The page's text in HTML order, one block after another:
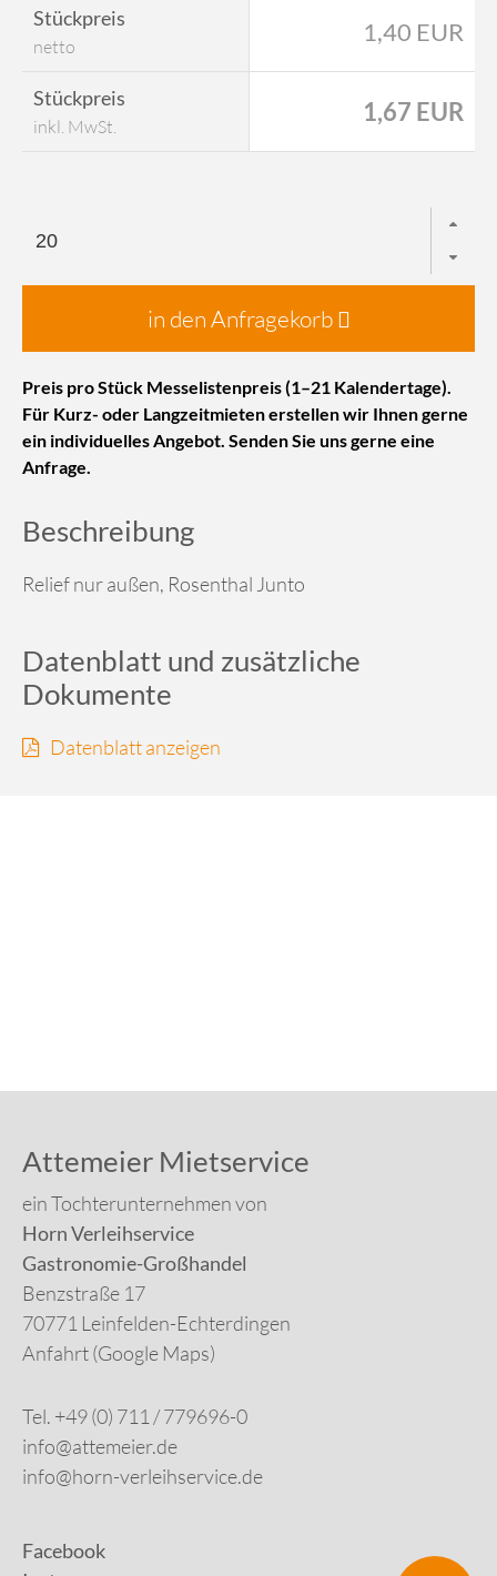
Stückpreis
netto 1,40 EUR
Stückpreis
inkl. MwSt. 1,67 EUR
in den Anfragekorb
Preis pro Stück Messelistenpreis (1–21 Kalendertage).
Für Kurz- oder Langzeitmieten erstellen wir Ihnen gerne
ein individuelles Angebot. Senden Sie uns gerne eine
Anfrage.
Beschreibung
Relief nur außen, Rosenthal Junto
Datenblatt und zusätzliche
Dokumente
Datenblatt anzeigen
Attemeier Mietservice
ein Tochterunternehmen von
Horn Verleihservice
Gastronomie-Großhandel
Benzstraße 17
70771 Leinfelden-Echterdingen
Anfahrt (Google Maps)
Tel. +49 (0) 711 / 779696-0
info@attemeier.de
info@horn-verleihservice.de
Facebook